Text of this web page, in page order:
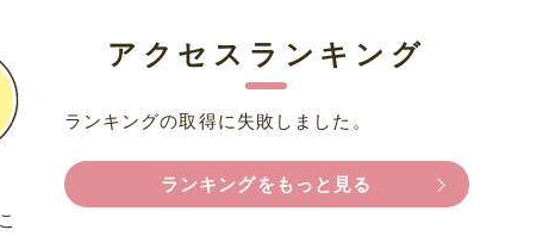
アクセスランキング
ランキングの取得に失敗しました。
ランキングをもっと見る